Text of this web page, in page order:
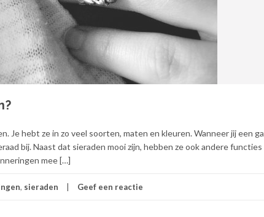
Je hebt ze in zo veel soorten, maten en kleuren. Wanneer jij een
bij. Naast dat sieraden mooi zijn, hebben ze ook andere functies
mee […]
, sieraden Geef een reactie